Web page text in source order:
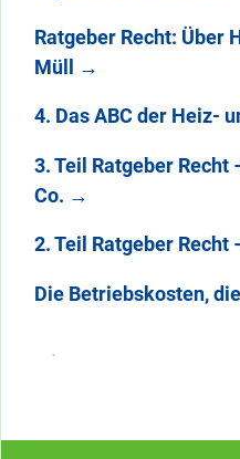
Ratgeber Recht: Über
Müll →
4. Das ABC der Heiz-
3. Teil Ratgeber Recht
Co. →
2. Teil Ratgeber
Die Betriebskosten,